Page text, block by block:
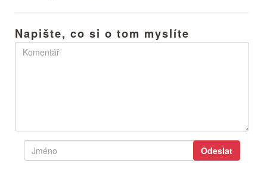
Napište, co si o tom myslíte